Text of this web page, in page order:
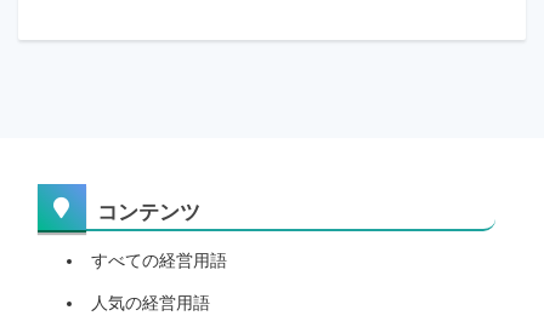
コンテンツ
すべての経営用語
人気の経営用語